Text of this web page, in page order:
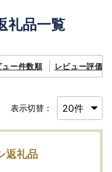
礼品一覧
ュー件数順 レビュー評価順
表示切替：
返礼品